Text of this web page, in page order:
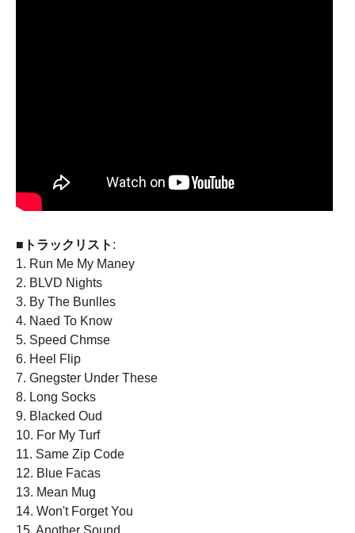
■トラックリスト :
1. Run Me My Maney
2. BLVD Nights
3. By The Bunlles
4. Naed To Know
5. Speed Chmse
6. Heel Flip
7. Gnegster Under These
8. Long Socks
9. Blacked Oud
10. For My Turf
11. Same Zip Code
12. Blue Facas
13. Mean Mug
14. Won't Forget You